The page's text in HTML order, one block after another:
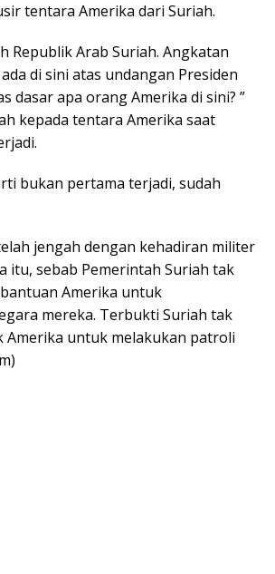
tentara Amerika dari Suriah.
Republik Arab Suriah. Angkatan
di sini atas undangan Presiden
dasar apa orang Amerika di sini? ”
kepada tentara Amerika saat
bukan pertama terjadi, sudah
jengah dengan kehadiran militer
itu, sebab Pemerintah Suriah tak
Amerika untuk
mereka. Terbukti Suriah tak
Amerika untuk melakukan patroli